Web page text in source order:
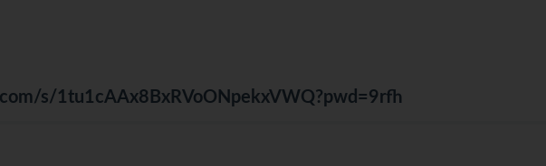
s/1tu1cAAx8BxRVoONpekxVWQ?pwd=9rfh